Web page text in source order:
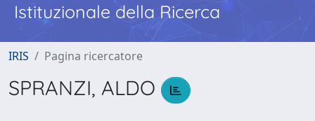
Istituzionale della Ricerca
IRIS Pagina ricercatore
SPRANZI, ALDO